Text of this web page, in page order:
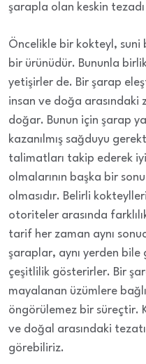
şarapla olan keskin
Öncelikle bir kokteyl, suni
bir ürünüdür. Bununla
yetişirler de. Bir şarap
insan ve doğa arasındaki
doğar. Bunun için şarap
kazanılmış sağduyu
talimatları takip ederek
olmalarının başka bir
olmasıdır. Belirli
otoriteler arasında
tarif her zaman aynı
şaraplar, aynı yerden
çeşitlilik gösterirler. Bir
mayalanan üzümlere
öngörülemez bir süreçtir.
ve doğal arasındaki
görebiliriz.